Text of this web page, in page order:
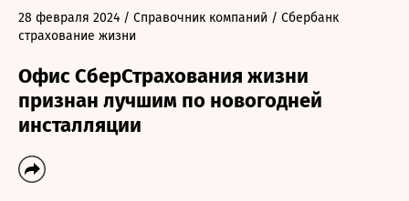
28 февраля 2024 / Справочник компаний / Сбербанк
страхование жизни
Офис СберСтрахования жизни
признан лучшим по новогодней
инсталляции